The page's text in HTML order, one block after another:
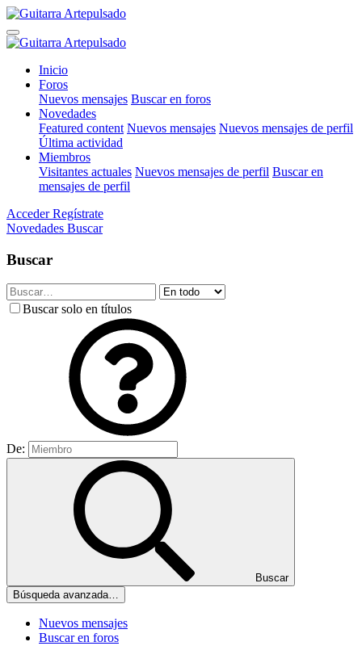
Inicio
Foros
Nuevos mensajes Buscar en foros
Novedades
Featured content Nuevos mensajes Nuevos mensajes de perfil
Última actividad
Miembros
Visitantes actuales Nuevos mensajes de perfil Buscar en
mensajes de perfil
Acceder Regístrate
Novedades Buscar
Buscar
Buscar solo en títulos
De:
Buscar
Búsqueda avanzada…
Nuevos mensajes
Buscar en foros